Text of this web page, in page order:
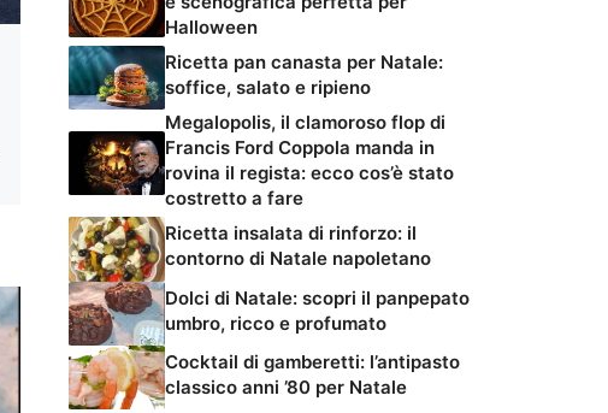
Halloween
Ricetta pan canasta per Natale:
soffice, salato e ripieno
Megalopolis, il clamoroso flop di
Francis Ford Coppola manda in
rovina il regista: ecco cos’è stato
costretto a fare
Ricetta insalata di rinforzo: il
contorno di Natale napoletano
Dolci di Natale: scopri il panpepato
umbro, ricco e profumato
Cocktail di gamberetti: l’antipasto
classico anni ’80 per Natale